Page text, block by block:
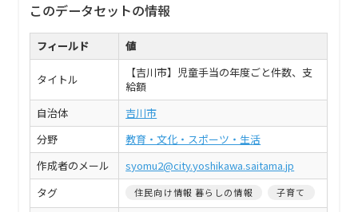
このデータセットの情報
フィールド 値
タイトル
【吉川市】児童手当の年度ごと件数、支
給額
自治体
吉川市
分野
教育・文化・スポーツ・生活
作成者のメール
syomu2@city.yoshikawa.saitama.jp
タグ
住民向け情報 暮らしの情報 子育て